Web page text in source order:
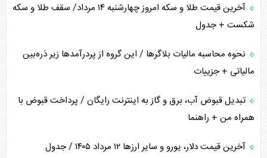
آخرین قیمت طلا و سکه امروز چهارشنبه ۱۴ مرداد/ سقف طلا و سکه
شکست + جدول
نحوه محاسبه مالیات بلاگر‌ها / این گروه از پردرآمد‌ها زیر ذره‌بین
مالیاتی + جزییات
تبدیل قبوض آب، برق و گاز به اینترنت رایگان / پرداخت قبوض با
همراه من + راهنما
آخرین قیمت دلار، یورو و سایر ارز‌ها ۱۲ مرداد ۱۴۰۵ / جدول